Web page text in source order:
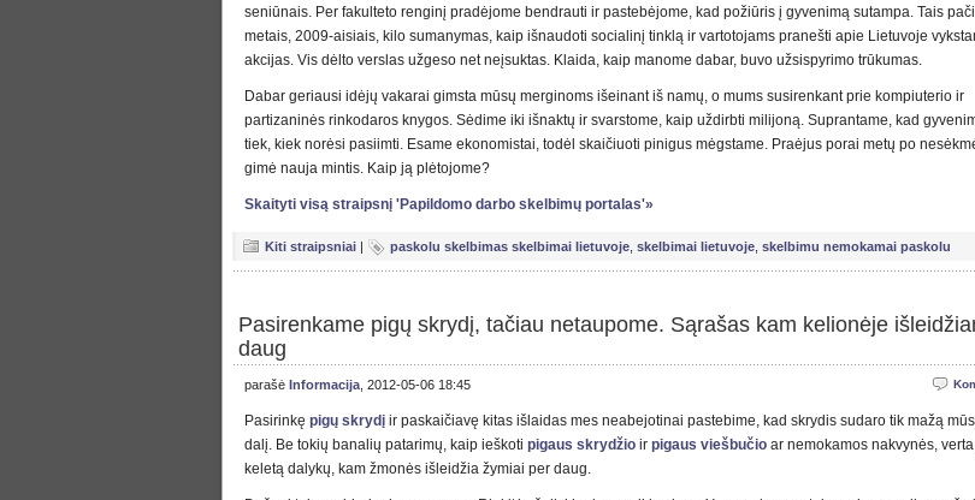
seniūnais. Per fakulteto renginį pradėjome bendrauti ir pastebėjome, kad požiūris į gyvenimą sutampa. Tais
metais, 2009-aisiais, kilo sumanymas, kaip išnaudoti socialinį tinklą ir vartotojams pranešti apie Lietuvoje
akcijas. Vis dėlto verslas užgeso net neįsuktas. Klaida, kaip manome dabar, buvo užsispyrimo trūkumas.
Dabar geriausi idėjų vakarai gimsta mūsų merginoms išeinant iš namų, o mums susirenkant prie kompiuterio ir
partizaninės rinkodaros knygos. Sėdime iki išnaktų ir svarstome, kaip uždirbti milijoną. Suprantame, kad
tiek, kiek norėsi pasiimti. Esame ekonomistai, todėl skaičiuoti pinigus mėgstame. Praėjus porai metų po
gimė nauja mintis. Kaip ją plėtojome?
Skaityti visą straipsnį 'Papildomo darbo skelbimų portalas'»
Kiti straipsniai | paskolu skelbimas skelbimai lietuvoje skelbimai lietuvoje skelbimu nemokamai paskolu
Pasirenkame pigų skrydį, tačiau netaupome. Sąrašas kam kelionėje
daug
parašė Informacija , 2012-05-06 18:45
Pasirinkę pigų skrydį ir paskaičiavę kitas išlaidas mes neabejotinai pastebime, kad skrydis sudaro tik mažą
dalį. Be tokių banalių patarimų, kaip ieškoti pigaus skrydžio ir pigaus viešbučio ar nemokamos nakvynės,
keletą dalykų, kam žmonės išleidžia žymiai per daug.